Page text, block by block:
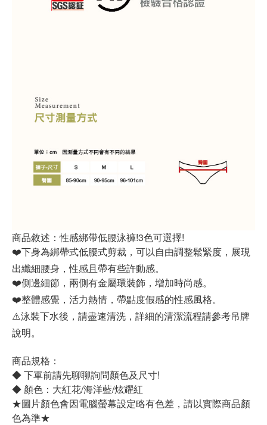
商品敘述：性感綁帶低腰泳褲!3色可選擇!
❤️下身為綁帶式低腰式剪裁，可以自由調整鬆緊度，展現
出纖細腰身，性感且帶有些許動感。
❤️側邊細節，兩側有金屬環裝飾，增加時尚感。
❤️整體感覺，活力熱情，帶點度假感的性感風格。
⚠️泳裝下水後，請盡速清洗，詳細的清潔流程請參考吊牌
說明。
商品規格：
◆ 下單前請先聊聊詢問顏色及尺寸!
◆ 顏色：大紅花/海洋藍/炫耀紅
★圖片顏色會因電腦螢幕設定略有色差，請以實際商品顏
色為準★